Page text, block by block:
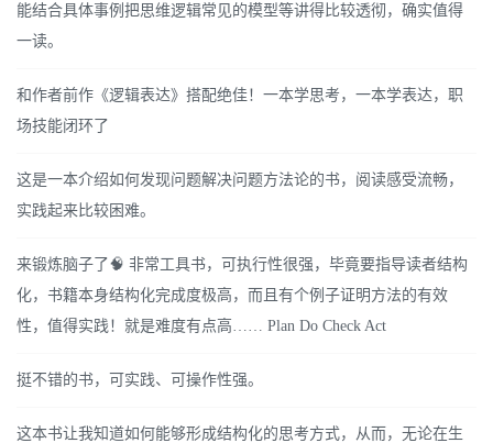
能结合具体事例把思维逻辑常见的模型等讲得比较透彻，确实值得
一读。
和作者前作《逻辑表达》搭配绝佳！一本学思考，一本学表达，职
场技能闭环了
这是一本介绍如何发现问题解决问题方法论的书，阅读感受流畅，
实践起来比较困难。
来锻炼脑子了🧠 非常工具书，可执行性很强，毕竟要指导读者结构
化，书籍本身结构化完成度极高，而且有个例子证明方法的有效
性，值得实践！就是难度有点高…… Plan Do Check Act
挺不错的书，可实践、可操作性强。
这本书让我知道如何能够形成结构化的思考方式，从而，无论在生